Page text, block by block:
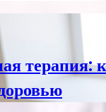
терапия: